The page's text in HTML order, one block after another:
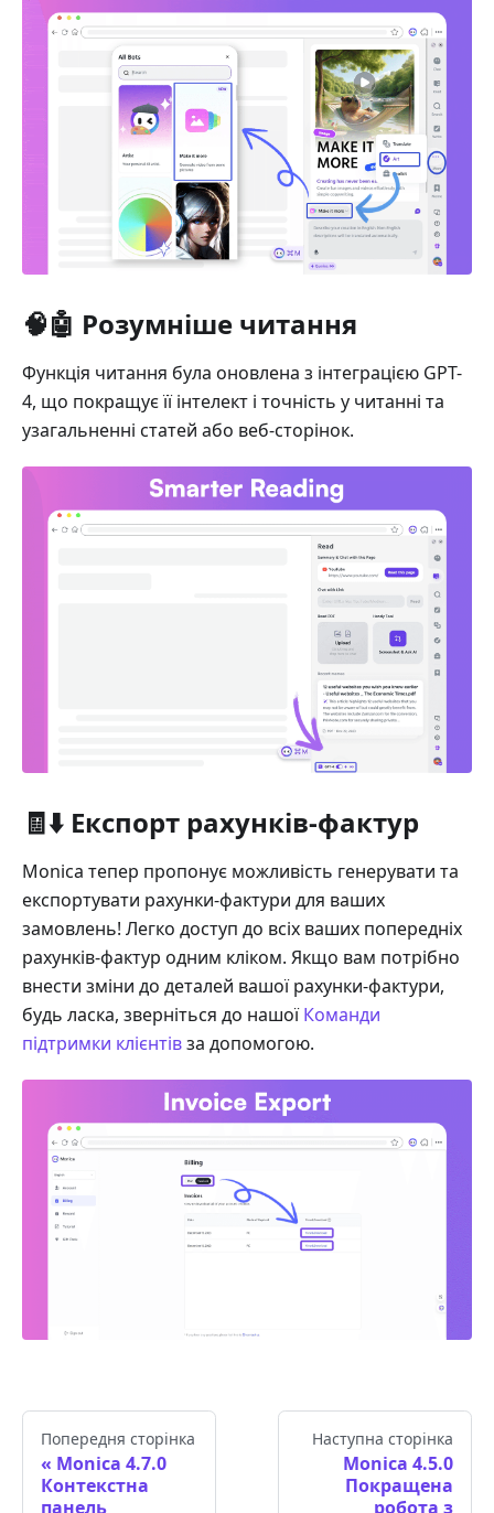
🧠🤖 Розумніше читання
Функція читання була оновлена з інтеграцією GPT-
4, що покращує її інтелект і точність у читанні та
узагальненні статей або веб-сторінок.
🧾⬇️ Експорт рахунків-фактур
Monica тепер пропонує можливість генерувати та
експортувати рахунки-фактури для ваших
замовлень! Легко доступ до всіх ваших попередніх
рахунків-фактур одним кліком. Якщо вам потрібно
внести зміни до деталей вашої рахунки-фактури,
будь ласка, зверніться до нашоїКоманди
підтримки клієнтівза допомогою.
Попередня сторінка
Monica 4.7.0
Контекстна
панель
Наступна сторінка
Monica 4.5.0
Покращена
робота з